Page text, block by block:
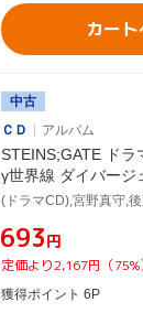
カー
中古
ＣＤ
アルバム
STEINS;GATE ドラ
γ世界線 ダイバージ
¥693円
定価より2,167円（75%
獲得ポイント 6P